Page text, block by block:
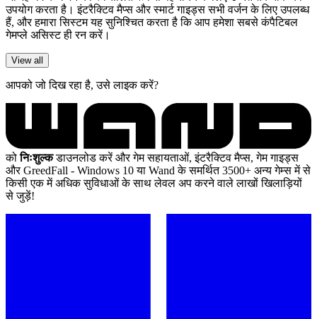
उपयोग करता है। इंटरैक्टिव मैप्स और स्मार्ट गाइड्स सभी वर्जन के लिए उपलब्ध
हैं, और हमारा सिस्टम यह सुनिश्चित करता है कि आप हमेशा सबसे कंपैटिबल
गेमप्ले असिस्ट ही रन करें।
View all
आपको जो दिख रहा है, उसे लाइक करें?
कोनिःशुल्कडाउनलोड करें और गेम सहायताओं, इंटरैक्टिव मैप्स, गेम गाइड्स
और GreedFall - Windows 10 या Wand के समर्थित 3500+ अन्य गेम्स में से
किसी एक में अधिक सुविधाओं के साथ लेवल अप करने वाले लाखों खिलाड़ियों
से जुड़ें!